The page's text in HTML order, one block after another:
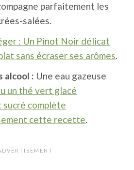
parfaitement les
salées.
: Un Pinot Noir délicat
sans écraser ses arômes.
alcool : Une eau gazeuse
un thé vert glacé
sucré complète
cette recette.